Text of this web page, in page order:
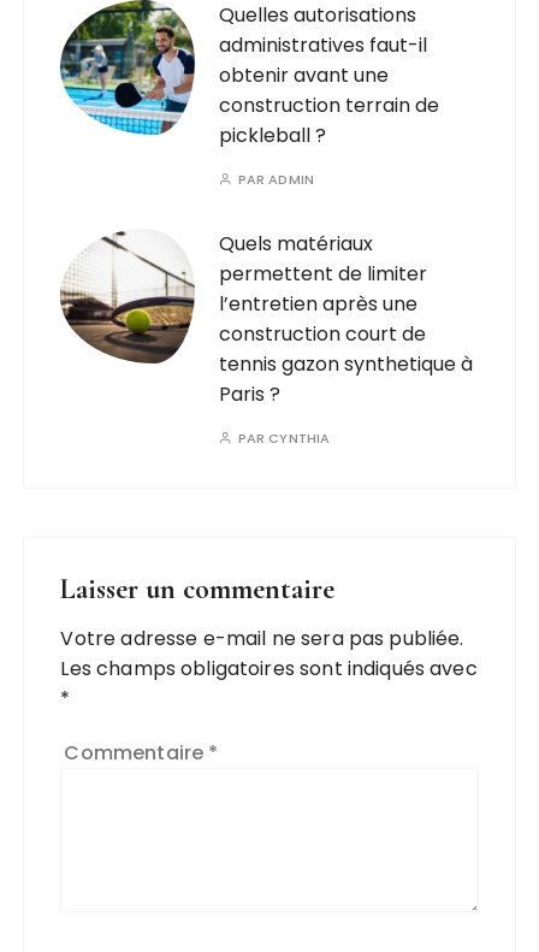
Quelles autorisations
administratives faut-il
obtenir avant une
construction terrain de
pickleball ?
PARADMIN
Quels matériaux
permettent de limiter
l’entretien après une
construction court de
tennis gazon synthetique à
Paris ?
PAR CYNTHIA
Laisser un commentaire
Votre adresse e-mail ne sera pas publiée.
Les champs obligatoires sont indiqués avec
*
Commentaire *